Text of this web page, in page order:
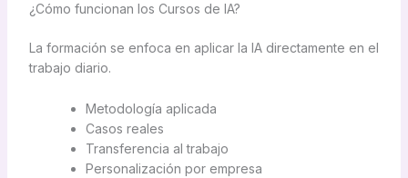
¿Cómo funcionan los Cursos de IA?
La formación se enfoca en aplicar la IA directamente en el
trabajo diario.
Metodología aplicada
Casos reales
Transferencia al trabajo
Personalización por empresa